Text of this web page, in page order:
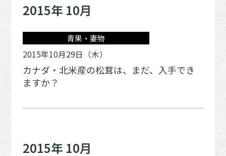
2015年 10月
青果・妻物
2015年10月29日（木）
カナダ・北米産の松茸は、まだ、入手でき
ますか？
2015年 10月